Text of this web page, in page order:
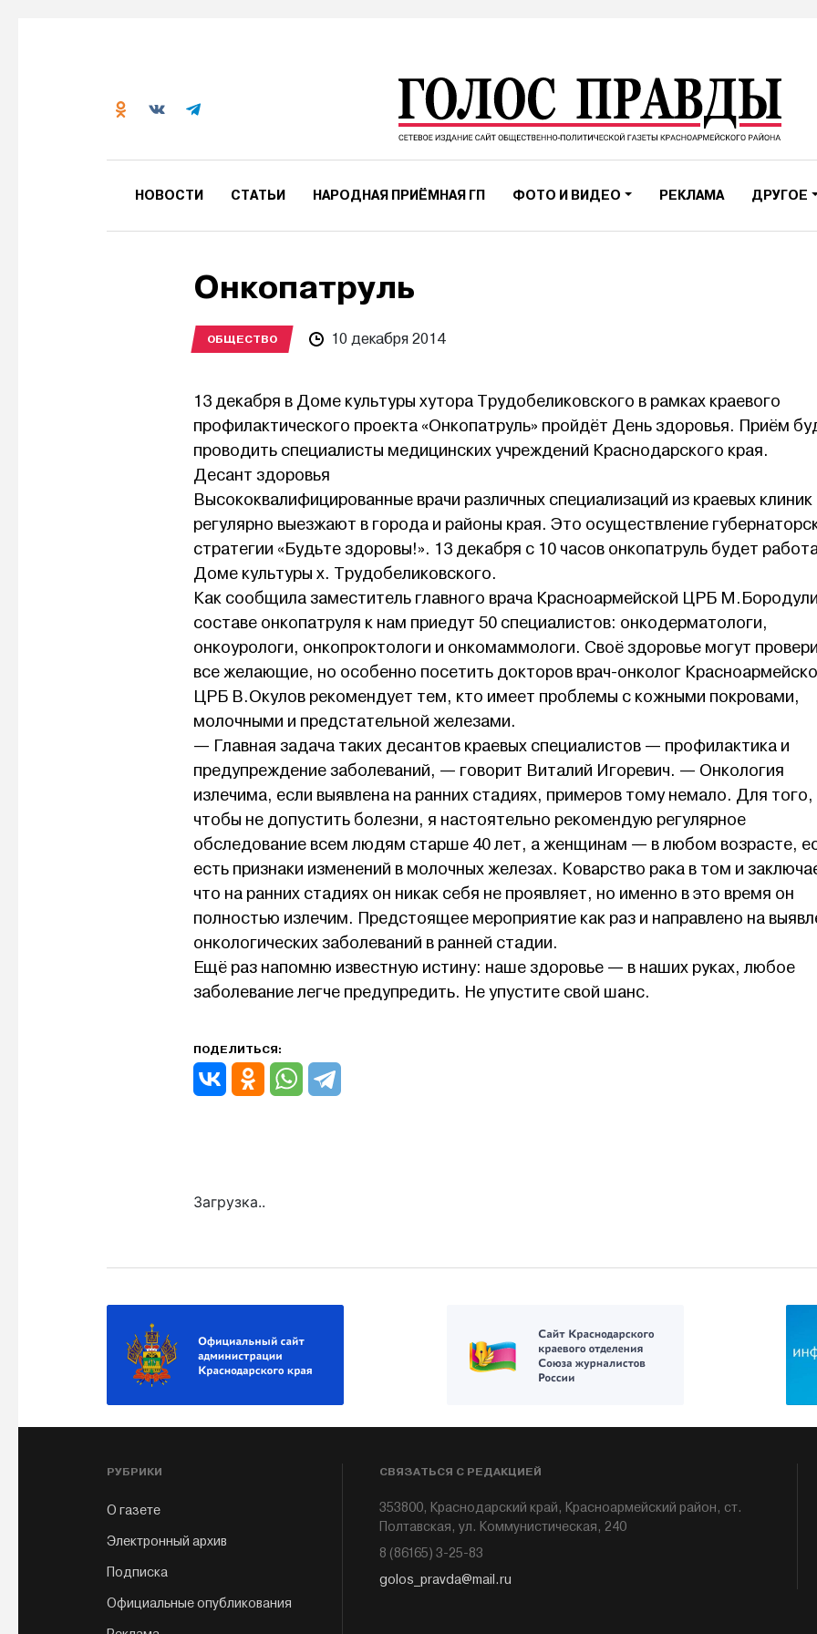
НОВОСТИ СТАТЬИ НАРОДНАЯ ПРИЁМНАЯ ГП ФОТО И ВИДЕО РЕКЛАМА ДРУГОЕ
Онкопатруль
ОБЩЕСТВО 10 декабря 2014
13 декабря в Доме культуры хутора Трудобеликовского в рамках краевого
профилактического проекта «Онкопатруль» пройдёт День здоровья. Приём
проводить специалисты медицинских учреждений Краснодарского края.
Десант здоровья
Высококвалифицированные врачи различных специализаций из краевых клиник
регулярно выезжают в города и районы края. Это осуществление
стратегии «Будьте здоровы!». 13 декабря с 10 часов онкопатруль будет
Доме культуры х. Трудобеликовского.
Как сообщила заместитель главного врача Красноармейской ЦРБ
составе онкопатруля к нам приедут 50 специалистов: онкодерматологи,
онкоурологи, онкопроктологи и онкомаммологи. Своё здоровье могут
все желающие, но особенно посетить докторов врач-онколог
ЦРБ В.Окулов рекомендует тем, кто имеет проблемы с кожными покровами,
молочными и предстательной железами.
— Главная задача таких десантов краевых специалистов — профилактика и
предупреждение заболеваний, — говорит Виталий Игоревич. — Онкология
излечима, если выявлена на ранних стадиях, примеров тому немало. Для того,
чтобы не допустить болезни, я настоятельно рекомендую регулярное
обследование всем людям старше 40 лет, а женщинам — в любом возрасте,
есть признаки изменений в молочных железах. Коварство рака в том и
что на ранних стадиях он никак себя не проявляет, но именно в это время он
полностью излечим. Предстоящее мероприятие как раз и направлено на
онкологических заболеваний в ранней стадии.
Ещё раз напомню известную истину: наше здоровье — в наших руках, любое
заболевание легче предупредить. Не упустите свой шанс.
ПОДЕЛИТЬСЯ:
Загрузка..
РУБРИКИ
О газете
Электронный архив
Подписка
Официальные опубликования
СВЯЗАТЬСЯ С РЕДАКЦИЕЙ
353800, Краснодарский край, Красноармейский район, ст.
Полтавская, ул. Коммунистическая, 240
8 (86165) 3-25-83
golos_pravda@mail.ru